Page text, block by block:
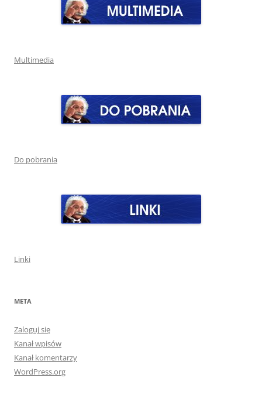
Multimedia
Do pobrania
Linki
META
Zaloguj się
Kanał wpisów
Kanał komentarzy
WordPress.org